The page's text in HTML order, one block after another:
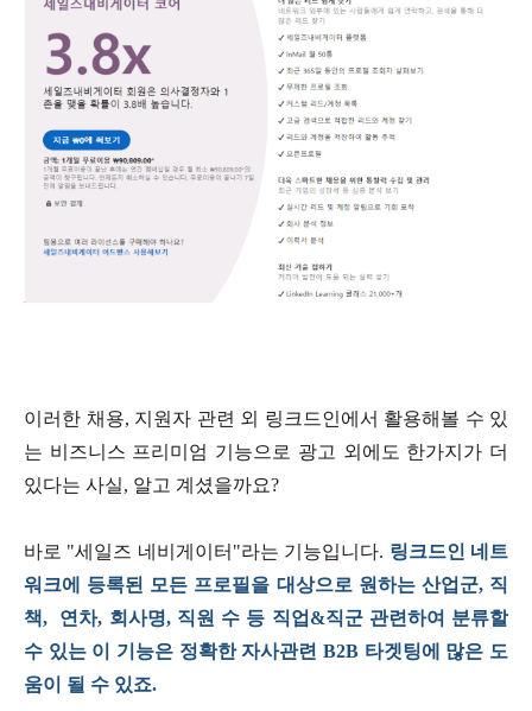
이러한 채용, 지원자 관련 외 링크드인에서 활용해볼 수 있
는 비즈니스 프리미엄 기능으로 광고 외에도 한가지가 더
있다는 사실, 알고 계셨을까요?
바로 "세일즈 네비게이터 "라는 기능입니다. 링크드인 네트
워크에 등록된 모든 프로필을 대상으로 원하는 산업군, 직
책, 연차, 회사명, 직원 수 등 직업 &직군 관련하여 분류할
수 있는 이 기능은 정확한 자사관련 B2B 타겟팅에 많은 도
움이 될 수 있죠.